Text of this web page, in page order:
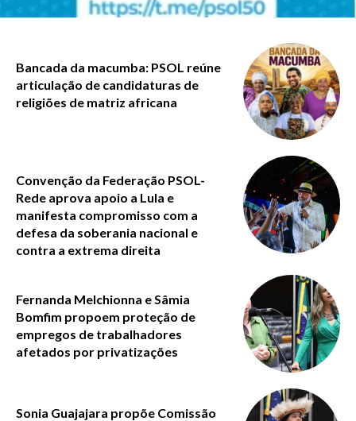
Bancada da macumba: PSOL reúne
articulação de candidaturas de
religiões de matriz africana
Convenção da Federação PSOL-
Rede aprova apoio a Lula e
manifesta compromisso com a
defesa da soberania nacional e
contra a extrema direita
Fernanda Melchionna e Sâmia
Bomfim propoem proteção de
empregos de trabalhadores
afetados por privatizações
Sonia Guajajara propõe Comissão